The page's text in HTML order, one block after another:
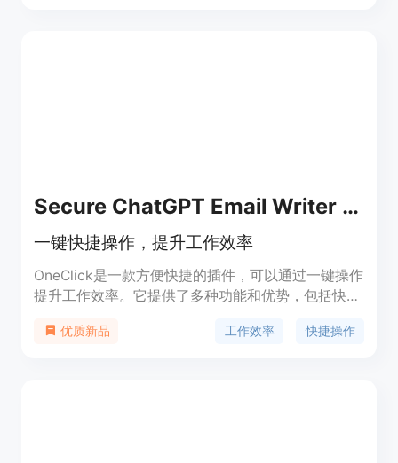
Secure ChatGPT Email Writer for Gmail
一键快捷操作，提升工作效率
OneClick是一款方便快捷的插件，可以通过一键操作
提升工作效率。它提供了多种功能和优势，包括快速
价灵活合理，适用于各类工作场景。欢迎体验！
优质新品 工作效率 快捷操作